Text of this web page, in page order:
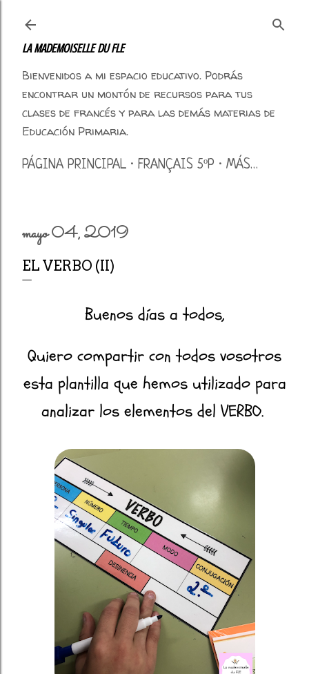
LA MADEMOISELLE DU FLE
Bienvenidos a mi espacio educativo. Podrás
encontrar un montón de recursos para tus
clases de francés y para las demás materias de
Educación Primaria.
PÁGINA PRINCIPAL FRANÇAIS 5ºP MÁS…
mayo 04, 2019
EL VERBO (II)
Buenos días a todos,
Quiero compartir con todos vosotros
esta plantilla que hemos utilizado para
analizar los elementos del VERBO.